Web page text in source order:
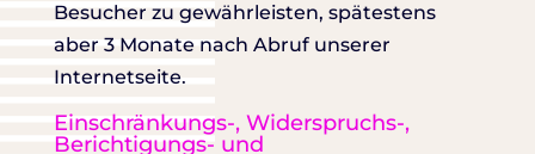
Besucher zu gewährleisten, spätestens
aber 3 Monate nach Abruf unserer
Internetseite.
Einschränkungs-, Widerspruchs-,
Berichtigungs- und